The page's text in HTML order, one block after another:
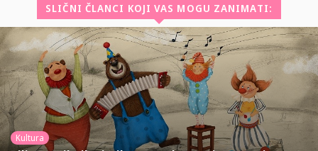
SLIČNI ČLANCI KOJI VAS MOGU ZANIMATI:
Kultura